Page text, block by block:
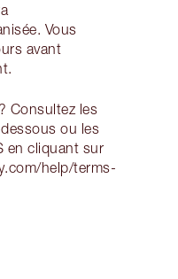
Vous
avant
Consultez les
ou les
en cliquant sur
help/terms-